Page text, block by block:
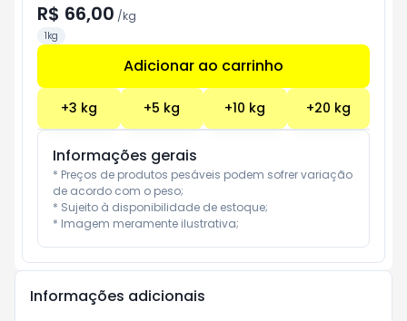
R$ 66,00 /kg
1kg
Adicionar ao carrinho
+3 kg +5 kg +10 kg +20 kg
Informações gerais
* Preços de produtos pesáveis podem sofrer variação
de acordo com o peso;
* Sujeito à disponibilidade de estoque;
* Imagem meramente ilustrativa;
Informações adicionais